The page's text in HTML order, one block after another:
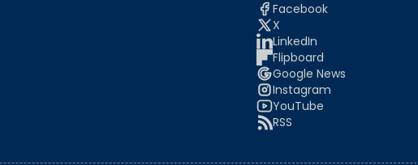
Facebook
X
LinkedIn
Flipboard
Google News
Instagram
YouTube
RSS